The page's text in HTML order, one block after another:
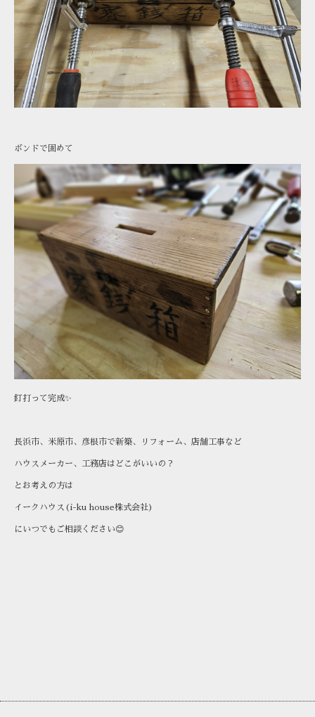
ボンドで固めて
釘打って完成✨
長浜市、米原市、彦根市で新築、リフォーム、店舗工事など
ハウスメーカー、工務店はどこがいいの？
とお考えの方は
イークハウス(i-ku house株式会社)
にいつでもご相談ください😊